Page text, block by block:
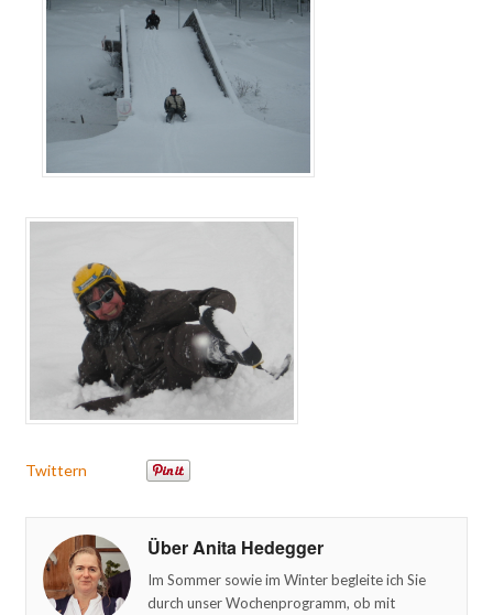
Twittern
Über Anita Hedegger
Im Sommer sowie im Winter begleite ich Sie
durch unser Wochenprogramm, ob mit